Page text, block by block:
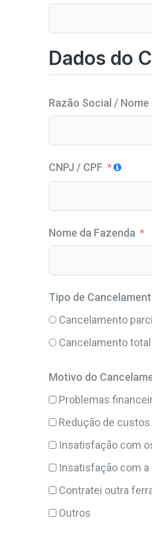
Dados do
Razão Social / Nome
CNPJ / CPF
Nome da Fazenda
Tipo de
Cancelamento
Cancelamento
Motivo do
Problemas
Redução de custos
Insatisfação com
Insatisfação com a
Contratei outra
Outros